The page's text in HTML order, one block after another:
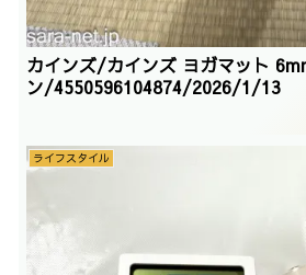
カインズ/カインズ ヨガマット
ン/4550596104874/2026/1/13
ライフスタイル